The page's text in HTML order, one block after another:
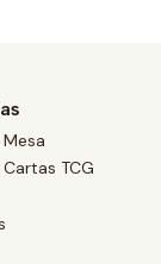
TCG